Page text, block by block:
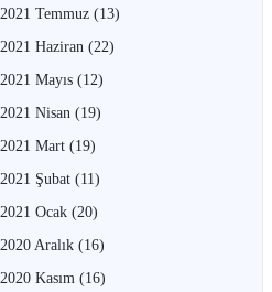
2021 Temmuz (13)
2021 Haziran (22)
2021 Mayıs (12)
2021 Nisan (19)
2021 Mart (19)
2021 Şubat (11)
2021 Ocak (20)
2020 Aralık (16)
2020 Kasım (16)